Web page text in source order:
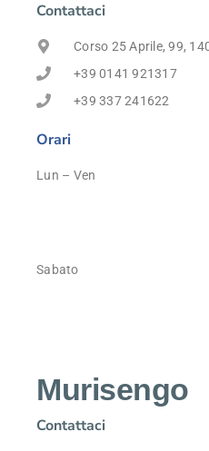
Contattaci
Corso 25 Aprile, 99,
+39 0141 921317
+39 337 241622
Orari
Lun – Ven
Sabato
Murisengo
Contattaci